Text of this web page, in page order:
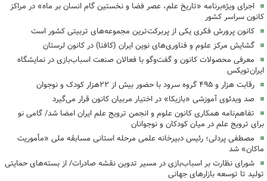
اجرای ویژه‌برنامه «تاریخ علم، عصر فضا و نخستین گام انسان بر ماه» در مراکز
کانون سراسر کشور
کانون پرورش فکری یکی از پربرکت‌ترین مجموعه‌های تربیتی کشور است
گشایش مرکز علوم و فناوری‌های نوین ایران (کافنا) در کانون لرستان
معرفی محصولات کانون و گفت‌وگو با فعالان صنعت اسباب‌بازی در نمایشگاه
ایران‌تویکس
رقابت هزار و ۴۹۵ گروه سرود با حضور بیش از ۲۲هزار کودک و نوجوان
‌صد ویدئوی آموزشی «بازیکا» در اختیار مربیان کانون قرار می‌گیرد
تفاهم‌نامه همکاری کانون علوم و انجمن ترویج علم ایران امضا شد/ گامی نو
برای ترویج علم در میان کودکان و نوجوانان
مصطفی پردلی؛ رئیس دبیرخانه علمی مرحله استانی مسابقه ملی «مأموریت
ماکان» شد
شورای نظارت بر اسباب‌بازی در مسیر تدوین نقشه صادرات/ از بسته‌های حمایتی
تولید تا توسعه بازارهای جهانی